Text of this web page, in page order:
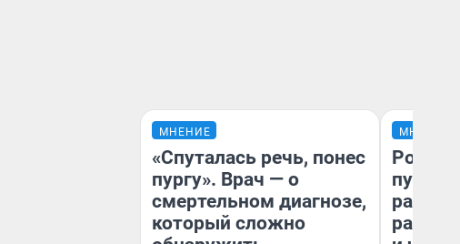
МНЕНИЕ
«Спуталась речь, понес
пургу». Врач — о
смертельном диагнозе,
который сложно
МНЕНИЕ